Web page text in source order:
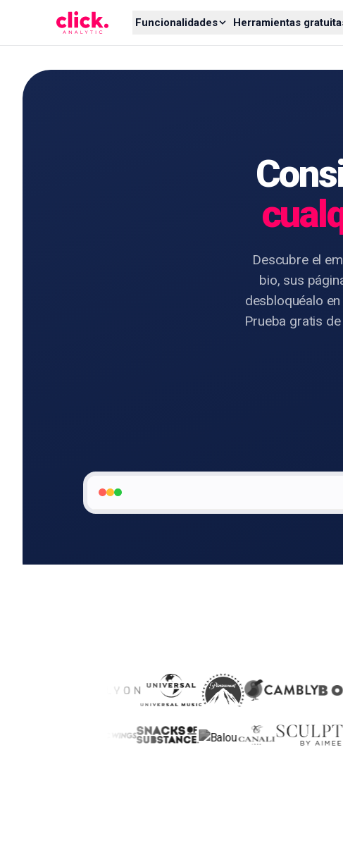
Funcionalidades Herramientas
Descubre el
bio, sus
desbloquéalo
Prueba gratis